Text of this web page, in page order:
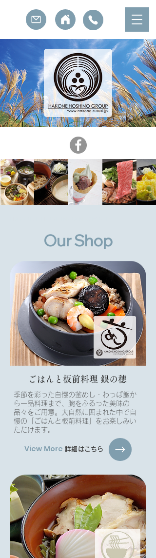
Our Shop
ごはんと板前料理​ 銀の穂
季節を彩った自慢の釜めし・わっぱ飯か
ら一品料理まで、腕をふるった美味の
品々をご用意。大自然に囲まれた中で自
慢の「ごはんと板前料理」をお楽しみい
ただけます。
View More 詳細はこちら